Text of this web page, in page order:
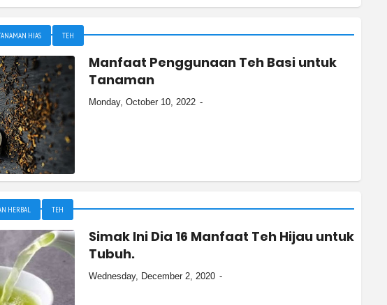
HIAS TEH
Manfaat Penggunaan Teh Basi untuk
Tanaman
Monday, October 10, 2022
HERBAL TEH
Simak Ini Dia 16 Manfaat Teh Hijau untuk
Tubuh.
Wednesday, December 2, 2020